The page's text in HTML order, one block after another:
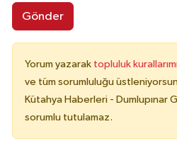
Gönder
Yorum yazarak topluluk
ve tüm sorumluluğu
Kütahya Haberleri - Dumlupınar
sorumlu tutulamaz.